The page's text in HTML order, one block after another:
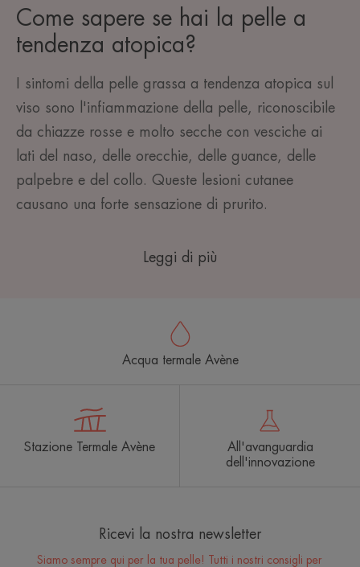
Come sapere se hai la pelle a
tendenza atopica?
I sintomi della pelle grassa a tendenza atopica sul
viso sono l'infiammazione della pelle, riconoscibile
da chiazze rosse e molto secche con vesciche ai
lati del naso, delle orecchie, delle guance, delle
palpebre e del collo. Queste lesioni cutanee
causano una forte sensazione di prurito.
Leggi di più
Acqua termale Avène
Stazione Termale Avène
All'avanguardia
dell'innovazione
Ricevi la nostra newsletter
Siamo sempre qui per la tua pelle! Tutti i nostri consigli per